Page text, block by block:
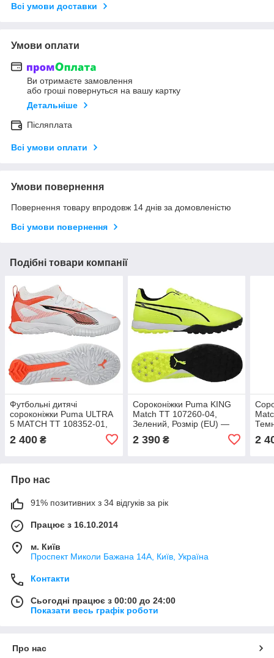
Всі умови доставки
Умови оплати
Ви отримаєте замовлення
або гроші повернуться на вашу картку
Детальніше
Післяплата
Всі умови оплати
Умови повернення
Повернення товару впродовж 14 днів за домовленістю
Всі умови повернення
Подібні товари компанії
Футбольні дитячі
сороконіжки Puma ULTRA
5 MATCH TT 108352-01,
Білий, Розмір (EU) — 33
2 400 ₴
Сороконіжки Puma KING
Match TT 107260-04,
Зелений, Розмір (EU) —
2 390₴ 2
Про нас
91% позитивних з 34 відгуків за рік
Працює з 16.10.2014
м. Київ
Проспект Миколи Бажана 14А, Київ, Україна
Контакти
Сьогодні працює з 00:00 до 24:00
Показати весь графік роботи
Про нас